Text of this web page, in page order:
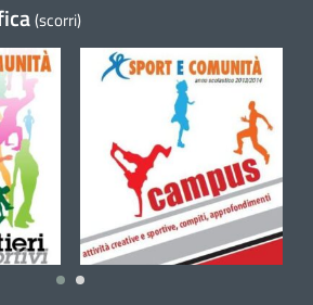
(scorri)
27 April 2023